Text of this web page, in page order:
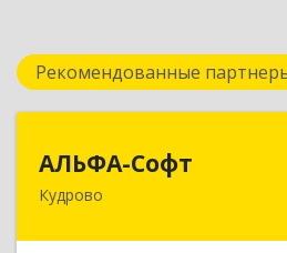
Рекомендованные
АЛЬФА-Софт
Кудрово
188692, Ленинградская